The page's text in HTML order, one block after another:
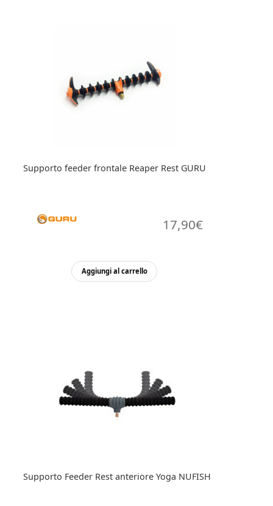
Supporto feeder frontale Reaper Rest GURU
17,90€
Aggiungi al carrello
Supporto Feeder Rest anteriore Yoga NUFISH